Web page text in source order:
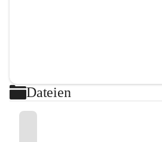
Dateien